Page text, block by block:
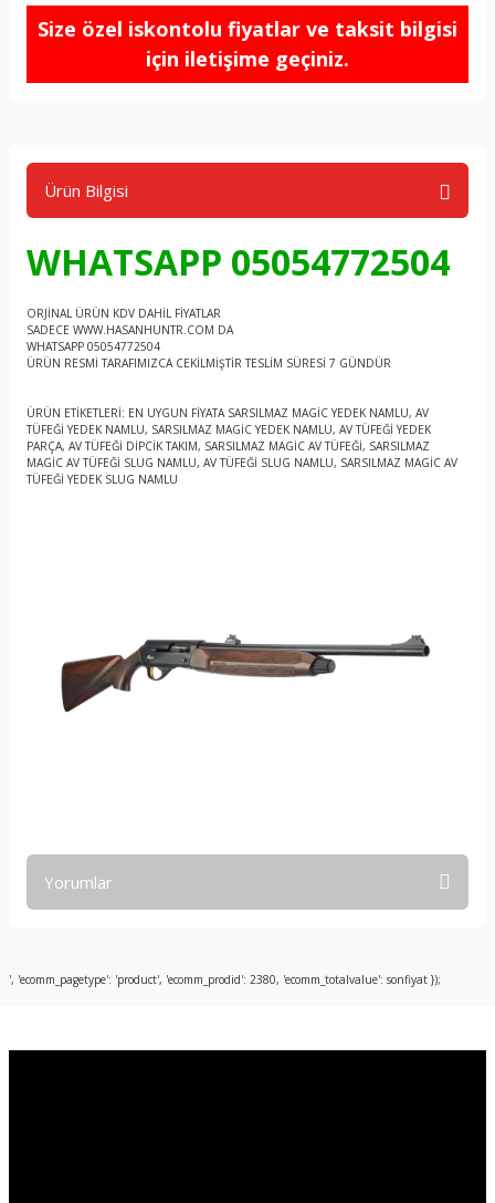
Size özel iskontolu fiyatlar ve taksit bilgisi
için iletişime geçiniz.
Ürün Bilgisi
WHATSAPP 05054772504
ORJİNAL ÜRÜN KDV DAHİL FİYATLAR
SADECE WWW.HASANHUNTR.COM DA
WHATSAPP 05054772504
ÜRÜN RESMİ TARAFIMIZCA CEKİLMİŞTİR TESLİM SÜRESİ 7 GÜNDÜR
ÜRÜN ETİKETLERİ: EN UYGUN FİYATA SARSILMAZ MAGİC YEDEK NAMLU, AV
TÜFEĞİ YEDEK NAMLU, SARSILMAZ MAGİC YEDEK NAMLU, AV TÜFEĞİ YEDEK
PARÇA, AV TÜFEĞİ DİPCİK TAKIM, SARSILMAZ MAGİC AV TÜFEĞİ, SARSILMAZ
MAGİC AV TÜFEĞİ SLUG NAMLU, AV TÜFEĞİ SLUG NAMLU, SARSILMAZ MAGİC AV
TÜFEĞİ YEDEK SLUG NAMLU
Yorumlar
Bu ürüne ilk yorumu siz yapın!
', 'ecomm_pagetype': 'product', 'ecomm_prodid': 2380, 'ecomm_totalvalue': sonfiyat });